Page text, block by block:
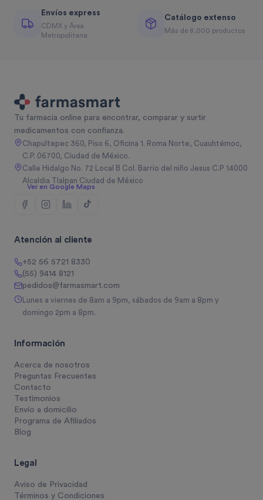
Envíos express
CDMX y Área
Metropolitana
Catálogo extenso
Más de 8,000 productos
Tu farmacia online para encontrar, comparar y surtir
medicamentos con confianza.
Chapultepec 360, Piso 6, Oficina 1. Roma Norte, Cuauhtémoc,
C.P. 06700, Ciudad de México.
Calle Hidalgo No. 72 Local B Col. Barrio del niño Jesus C.P 14000
Alcaldia Tlalpan Ciudad de México
Ver en Google Maps
Atención al cliente
+52 56 5721 8330
(55) 9414 8121
pedidos@farmasmart.com
Lunes a viernes de 8am a 9pm, sábados de 9am a 8pm y
domingo 2pm a 8pm.
Información
Acerca de nosotros
Preguntas Frecuentes
Contacto
Testimonios
Envío a domicilio
Programa de Afiliados
Blog
Legal
Aviso de Privacidad
Términos y Condiciones